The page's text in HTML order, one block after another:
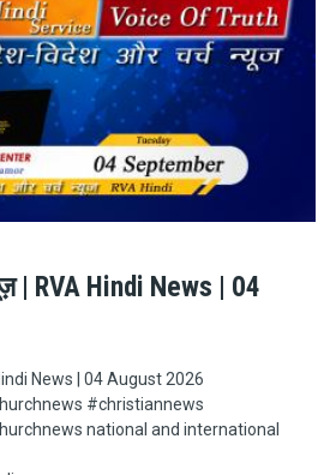
| RVA Hindi News | 04
News | 04 August 2026
#christiannews​​​​​
national and international